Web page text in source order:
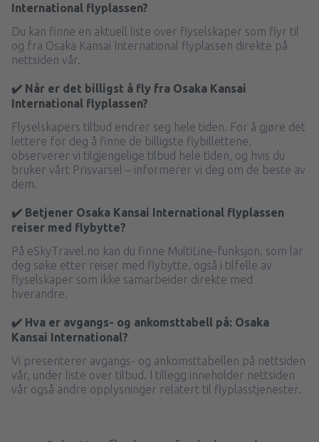
International flyplassen?
Du kan finne en aktuell liste over flyselskaper som flyr til
og fra Osaka Kansai International flyplassen direkte på
nettsiden vår.
✔️ Når er det billigst å fly fra Osaka Kansai
International flyplassen?
Flyselskapers tilbud endrer seg hele tiden. For å gjøre det
lettere for deg å finne de billigste flybillettene,
observerer vi tilgjengelige tilbud hele tiden, og hvis du
bruker vårt Prisvarsel – informerer vi deg om de beste av
dem.
✔️ Betjener Osaka Kansai International flyplassen
reiser med flybytte?
På eSkyTravel.no kan du finne MultiLine-funksjon, som lar
deg søke etter reiser med flybytte, også i tilfelle av
flyselskaper som ikke samarbeider direkte med
hverandre.
✔️ Hva er avgangs- og ankomsttabell på: Osaka
Kansai International?
Vi presenterer avgangs- og ankomsttabellen på nettsiden
vår, under liste over tilbud. I tillegg inneholder nettsiden
vår også andre opplysninger relatert til flyplasstjenester.